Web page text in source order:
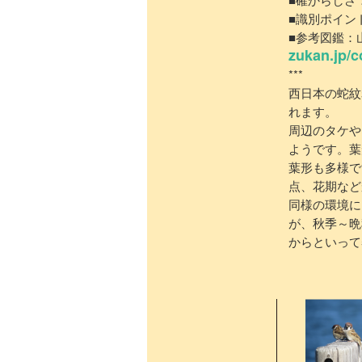
■識別ポイン
■参考図鑑
zukan.jp/
***
西日本の蛇
れます。
周辺のタケ
ようです。
葉形も多様
点、花期な
同様の環境
が、秋季～
からといっ